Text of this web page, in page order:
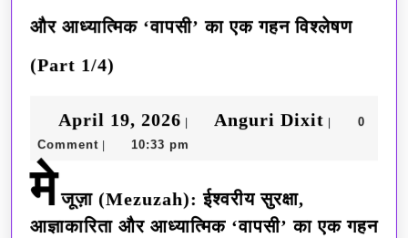
और आध्यात्मिक ‘वापसी’ का एक गहन विश्लेषण
(Part 1/4)
ईश्वरीय
आज्ञाकारिता
और
April 19, 2026 April
19,
2026
Anguri Dixit Anguri
0
Comment
10:33 pm
मे जूज़ा (Mezuzah): ईश्वरीय सुरक्षा,
आज्ञाकारिता और आध्यात्मिक ‘वापसी’ का एक गहन